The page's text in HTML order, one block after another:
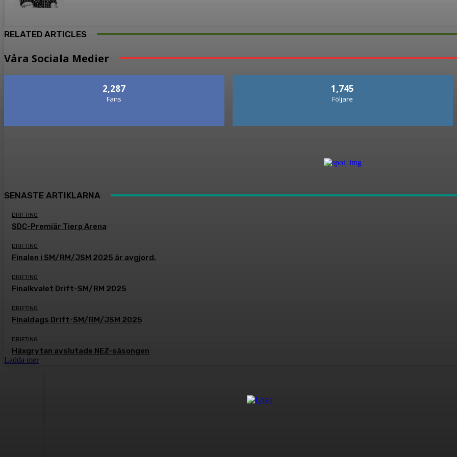
RELATED ARTICLES
Våra Sociala Medier
2,287
Fans
1,745
Följare
SENASTE ARTIKLARNA
DRIFTING
SDC-Premiär Tierp Arena
DRIFTING
Finalen i SM/RM/JSM 2025 är avgjord.
DRIFTING
Finalkvalet Drift-SM/RM 2025
DRIFTING
Finaldags Drift-SM/RM/JSM 2025
DRIFTING
Häxgrytan avslutade NEZ-säsongen
Ladda mer